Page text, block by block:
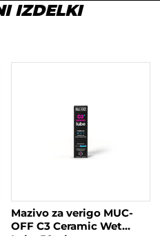
IZDELKI
Mazivo za verigo MUC-
OFF C3 Ceramic Wet
Lube 50ml